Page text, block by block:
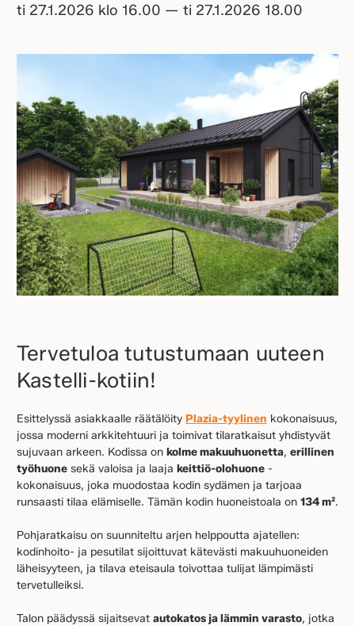
ti 27.1.2026 klo 16.00 — ti 27.1.2026 18.00
Tervetuloa tutustumaan uuteen
Kastelli-kotiin!
Esittelyssä asiakkaalle räätälöity Plazia-tyylinen kokonaisuus,
jossa moderni arkkitehtuuri ja toimivat tilaratkaisut yhdistyvät
sujuvaan arkeen. Kodissa on kolme makuuhuonetta, erillinen
työhuone sekä valoisa ja laaja keittiö-olohuone -
kokonaisuus, joka muodostaa kodin sydämen ja tarjoaa
runsaasti tilaa elämiselle. Tämän kodin huoneistoala on 134 m².
Pohjaratkaisu on suunniteltu arjen helppoutta ajatellen:
kodinhoito- ja pesutilat sijoittuvat kätevästi makuuhuoneiden
läheisyyteen, ja tilava eteisaula toivottaa tulijat lämpimästi
tervetulleiksi.
Talon päädyssä sijaitsevat autokatos ja lämmin varasto, jotka